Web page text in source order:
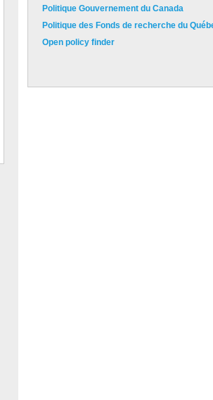
Politique Gouvernement du Canada
Politique des Fonds de recherche du
Open policy finder